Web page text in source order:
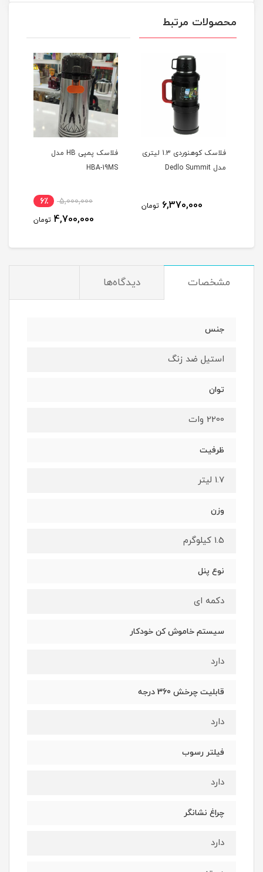
محصولات مرتبط
فلاسک کوهنوردی 1.3 لیتری
مدل Dedlo Summit
6,370,000 تومان
فلاسک پمپی HB مدل
HBA-19MS
5,000,000 6٪
4,700,000 تومان
مشخصات دیدگاه‌ها
جنس
استیل ضد زنگ
توان
2200 وات
ظرفیت
1.7 لیتر
وزن
1.5 کیلوگرم
نوع پنل
دکمه ای
سیستم خاموش کن خودکار
دارد
قابلیت چرخش 360 درجه
دارد
فیلتر رسوب
دارد
چراغ نشانگر
دارد